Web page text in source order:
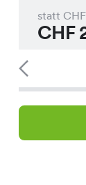
statt CHF
CHF